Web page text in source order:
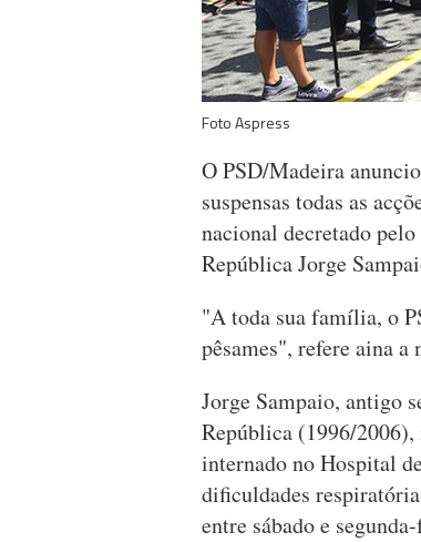
Foto Aspress
O PSD/Madeira
suspensas todas as
nacional decretado
República Jorge
"A toda sua família, o
pêsames", refere aina a
Jorge Sampaio, antigo
República (1996/2006),
internado no Hospital
dificuldades
entre sábado e